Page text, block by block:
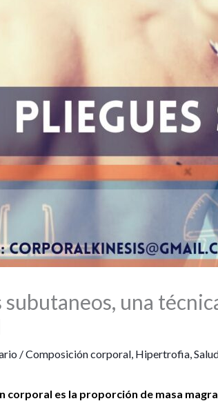
subutaneos, una
/Composición corporal, Hipertrofia,
corporal es la proporción de masa